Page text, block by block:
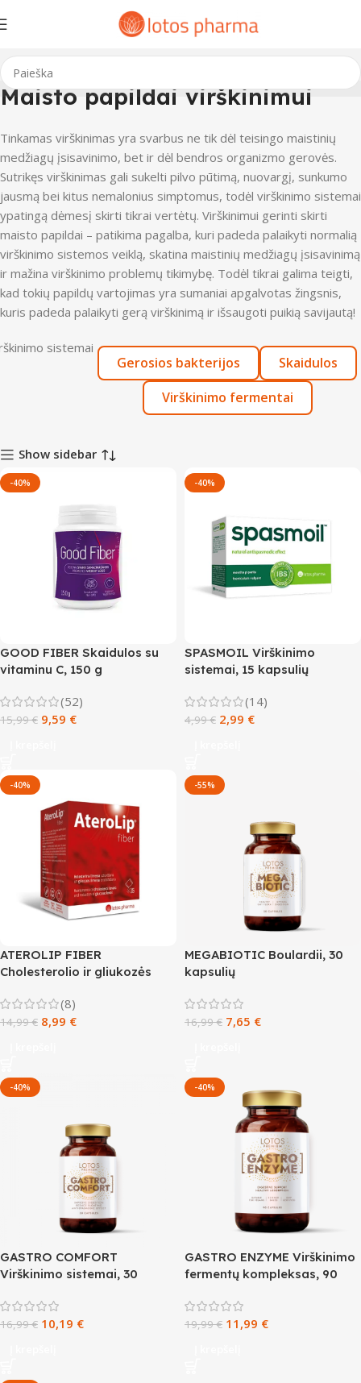
Maisto papildai virškinimui
Tinkamas virškinimas yra svarbus ne tik dėl teisingo maistinių
medžiagų įsisavinimo, bet ir dėl bendros organizmo gerovės.
Sutrikęs virškinimas gali sukelti pilvo pūtimą, nuovargį, sunkumo
jausmą bei kitus nemalonius simptomus, todėl virškinimo sistemai
ypatingą dėmesį skirti tikrai vertėtų. Virškinimui gerinti skirti
maisto papildai – patikima pagalba, kuri padeda palaikyti normalią
virškinimo sistemos veiklą, skatina maistinių medžiagų įsisavinimą
ir mažina virškinimo problemų tikimybę. Todėl tikrai galima teigti,
kad tokių papildų vartojimas yra sumaniai apgalvotas žingsnis,
kuris padeda palaikyti gerą virškinimą ir išsaugoti puikią savijautą!
sistemai
Gerosios bakterijos
Skaidulos
Virškinimo fermentai
Show sidebar
-40%
GOOD FIBER Skaidulos su
vitaminu C, 150 g
(52)
15,99€ 9,59 €
-40%
SPASMOIL Virškinimo
sistemai, 15 kapsulių
(14)
4,99€ 2,99 €
-40%
ATEROLIP FIBER
Cholesterolio ir gliukozės
(8)
14,99€ 8,99 €
-55%
MEGABIOTIC Boulardii, 30
kapsulių
16,99€ 7,65 €
-40%
GASTRO COMFORT
Virškinimo sistemai, 30
16,99€ 10,19 €
-40%
GASTRO ENZYME Virškinimo
fermentų kompleksas, 90
19,99€ 11,99 €